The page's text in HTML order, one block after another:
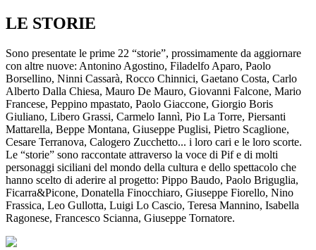
LE STORIE
Sono presentate le prime 22 “storie”, prossimamente da aggiornare
con altre nuove: Antonino Agostino, Filadelfo Aparo, Paolo
Borsellino, Ninni Cassarà, Rocco Chinnici, Gaetano Costa, Carlo
Alberto Dalla Chiesa, Mauro De Mauro, Giovanni Falcone, Mario
Francese, Peppino mpastato, Paolo Giaccone, Giorgio Boris
Giuliano, Libero Grassi, Carmelo Iannì, Pio La Torre, Piersanti
Mattarella, Beppe Montana, Giuseppe Puglisi, Pietro Scaglione,
Cesare Terranova, Calogero Zucchetto... i loro cari e le loro scorte.
Le “storie” sono raccontate attraverso la voce di Pif e di molti
personaggi siciliani del mondo della cultura e dello spettacolo che
hanno scelto di aderire al progetto: Pippo Baudo, Paolo Briguglia,
Ficarra&Picone, Donatella Finocchiaro, Giuseppe Fiorello, Nino
Frassica, Leo Gullotta, Luigi Lo Cascio, Teresa Mannino, Isabella
Ragonese, Francesco Scianna, Giuseppe Tornatore.